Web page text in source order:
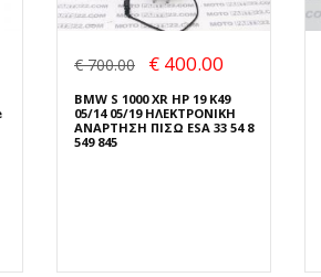
€ 700.00 € 400.00
BMW S 1000 XR HP 19 K49
05/14 05/19 ΗΛΕΚΤΡΟΝΙΚΗ
ΑΝΑΡΤΗΣΗ ΠΙΣΩ ESA 33 54 8
549 845